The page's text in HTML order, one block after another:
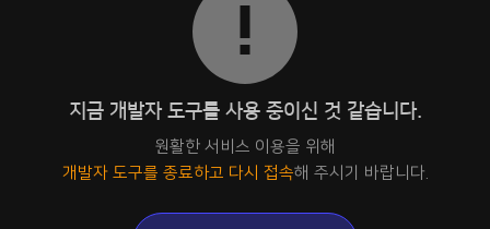
지금 개발자 도구를 사용 중이신 것 같습니다.
원활한 서비스 이용을 위해
개발자 도구를 종료하고 다시 접속해 주시기 바랍니다.